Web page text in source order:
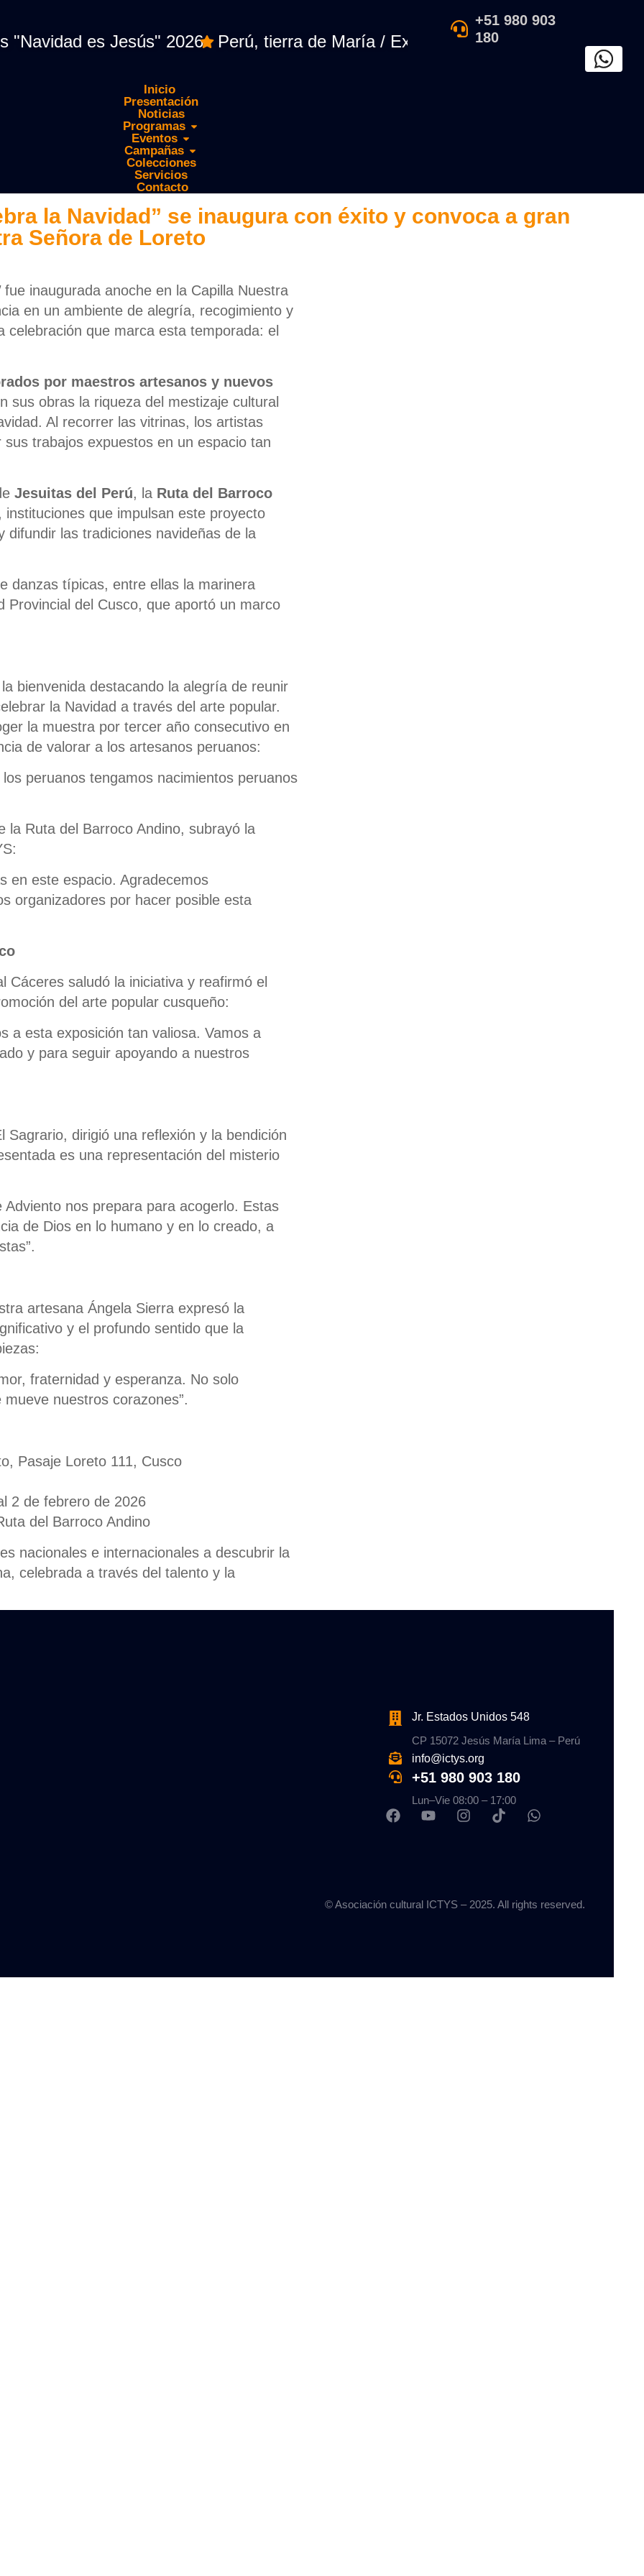
es Jesús" 2026 Perú, tierra de María / Exposición de arte tradicional
+51 980 903
180
Inicio
Presentación
Noticias
Programas
Eventos
Campañas
Colecciones
Servicios
Contacto
la Navidad” se inaugura con éxito y convoca a gran
Señora de Loreto
fue inaugurada anoche en la Capilla Nuestra
en un ambiente de alegría, recogimiento y
que marca esta temporada: el
por maestros artesanos y nuevos
sus obras la riqueza del mestizaje cultural
Al recorrer las vitrinas, los artistas
trabajos expuestos en un espacio tan
Jesuitas del Perú, la Ruta del Barroco
, instituciones que impulsan este proyecto
las tradiciones navideñas de la
danzas típicas, entre ellas la marinera
Provincial del Cusco, que aportó un marco
bienvenida destacando la alegría de reunir
la Navidad a través del arte popular.
la muestra por tercer año consecutivo en
de valorar a los artesanos peruanos:
peruanos tengamos nacimientos peruanos
la Ruta del Barroco Andino, subrayó la
en este espacio. Agradecemos
organizadores por hacer posible esta
Cáceres saludó la iniciativa y reafirmó el
del arte popular cusqueño:
a esta exposición tan valiosa. Vamos a
y para seguir apoyando a nuestros
dirigió una reflexión y la bendición
es una representación del misterio
nos prepara para acogerlo. Estas
de Dios en lo humano y en lo creado, a
artesana Ángela Sierra expresó la
y el profundo sentido que la
fraternidad y esperanza. No solo
nuestros corazones”.
Pasaje Loreto 111, Cusco
2 de febrero de 2026
del Barroco Andino
nacionales e internacionales a descubrir la
celebrada a través del talento y la
Jr. Estados Unidos 548
CP 15072 Jesús María Lima – Perú
info@ictys.org
+51 980 903 180
Lun–Vie 08:00 – 17:00
© Asociación cultural ICTYS – 2025. All rights reserved.